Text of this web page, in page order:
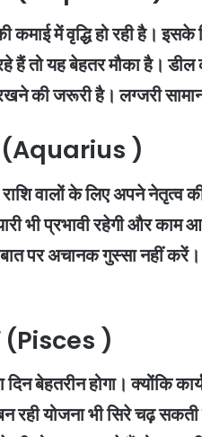
कमाई में वृद्धि हो रही है।
तो यह बेहतर मौका है। डील
की जरूरी है। लग्जरी
)
वालों के लिए अपने नेतृत्व
भी प्रभावी रहेगी और काम
पर अचानक गुस्सा नहीं
(Pisces )
दिन बेहतरीन होगा।
रही योजना भी सिरे चढ़